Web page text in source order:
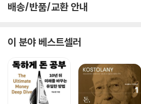
배송/반품/교환 안내
이 분야 베스트셀러